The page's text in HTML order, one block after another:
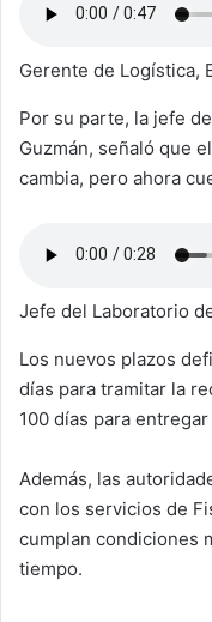
Gerente de Logística,
Por su parte, la jefe
Guzmán, señaló que
cambia, pero ahora
Jefe del Laboratorio
Los nuevos plazos
días para tramitar la
100 días para
Además, las
con los servicios de
cumplan condiciones
tiempo.